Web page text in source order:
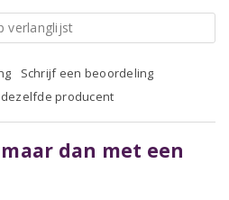
verlanglijst
Schrijf een beoordeling
producent
dan met een